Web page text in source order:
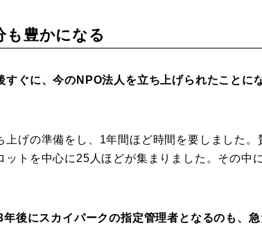
も豊かになる
ぐに、今のNPO法人を立ち上げられたことに
げの準備をし、1年間ほど時間を要しました。
ットを中心に25人ほどが集まりました。その中
後にスカイパークの指定管理者となるのも、